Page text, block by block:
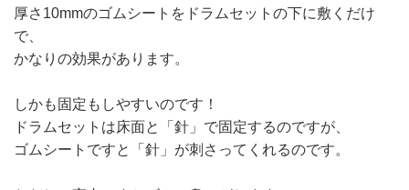
厚さ10mmのゴムシートをドラムセットの下に敷くだけ
で、
かなりの効果があります。
しかも固定もしやすいのです！
ドラムセットは床面と「針」で固定するのですが、
ゴムシートですと「針」が刺さってくれるのです。